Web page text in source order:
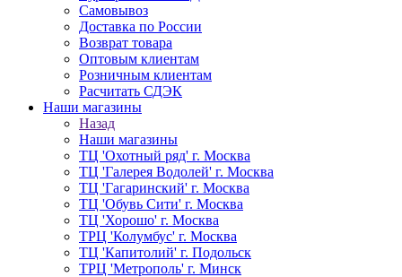
Самовывоз
Доставка по России
Возврат товара
Оптовым клиентам
Розничным клиентам
Расчитать СДЭК
Наши магазины
Назад
Наши магазины
ТЦ 'Охотный ряд' г. Москва
ТЦ 'Галерея Водолей' г. Москва
ТЦ 'Гагаринский' г. Москва
ТЦ 'Обувь Сити' г. Москва
ТЦ 'Хорошо' г. Москва
ТРЦ 'Колумбус' г. Москва
ТЦ 'Капитолий' г. Подольск
ТРЦ 'Метрополь' г. Минск